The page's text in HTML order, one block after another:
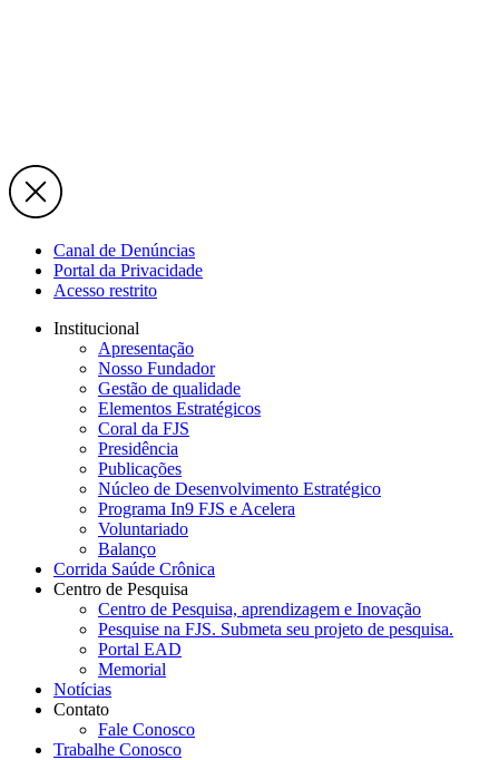
Canal de Denúncias
Portal da Privacidade
Acesso restrito
Institucional
Apresentação
Nosso Fundador
Gestão de qualidade
Elementos Estratégicos
Coral da FJS
Presidência
Publicações
Núcleo de Desenvolvimento Estratégico
Programa In9 FJS e Acelera
Voluntariado
Balanço
Corrida Saúde Crônica
Centro de Pesquisa
Centro de Pesquisa, aprendizagem e Inovação
Pesquise na FJS. Submeta seu projeto de pesquisa.
Portal EAD
Memorial
Notícias
Contato
Fale Conosco
Trabalhe Conosco